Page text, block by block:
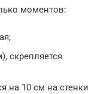
моментов:
скрепляется
на 10 см на стенки